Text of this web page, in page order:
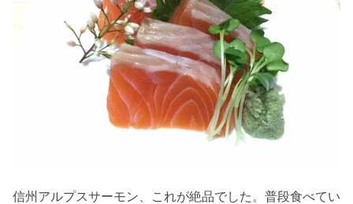
信州アルプスサーモン、これが絶品でした。普段食べてい